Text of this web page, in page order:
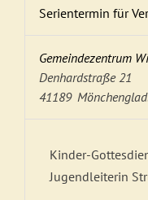
Serientermin für
Gemeindezentrum
Denhardstraße 21
41189
Kinder-
Jugendleiterin